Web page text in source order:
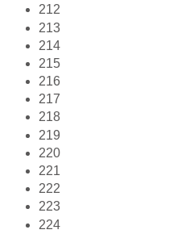
212
213
214
215
216
217
218
219
220
221
222
223
224